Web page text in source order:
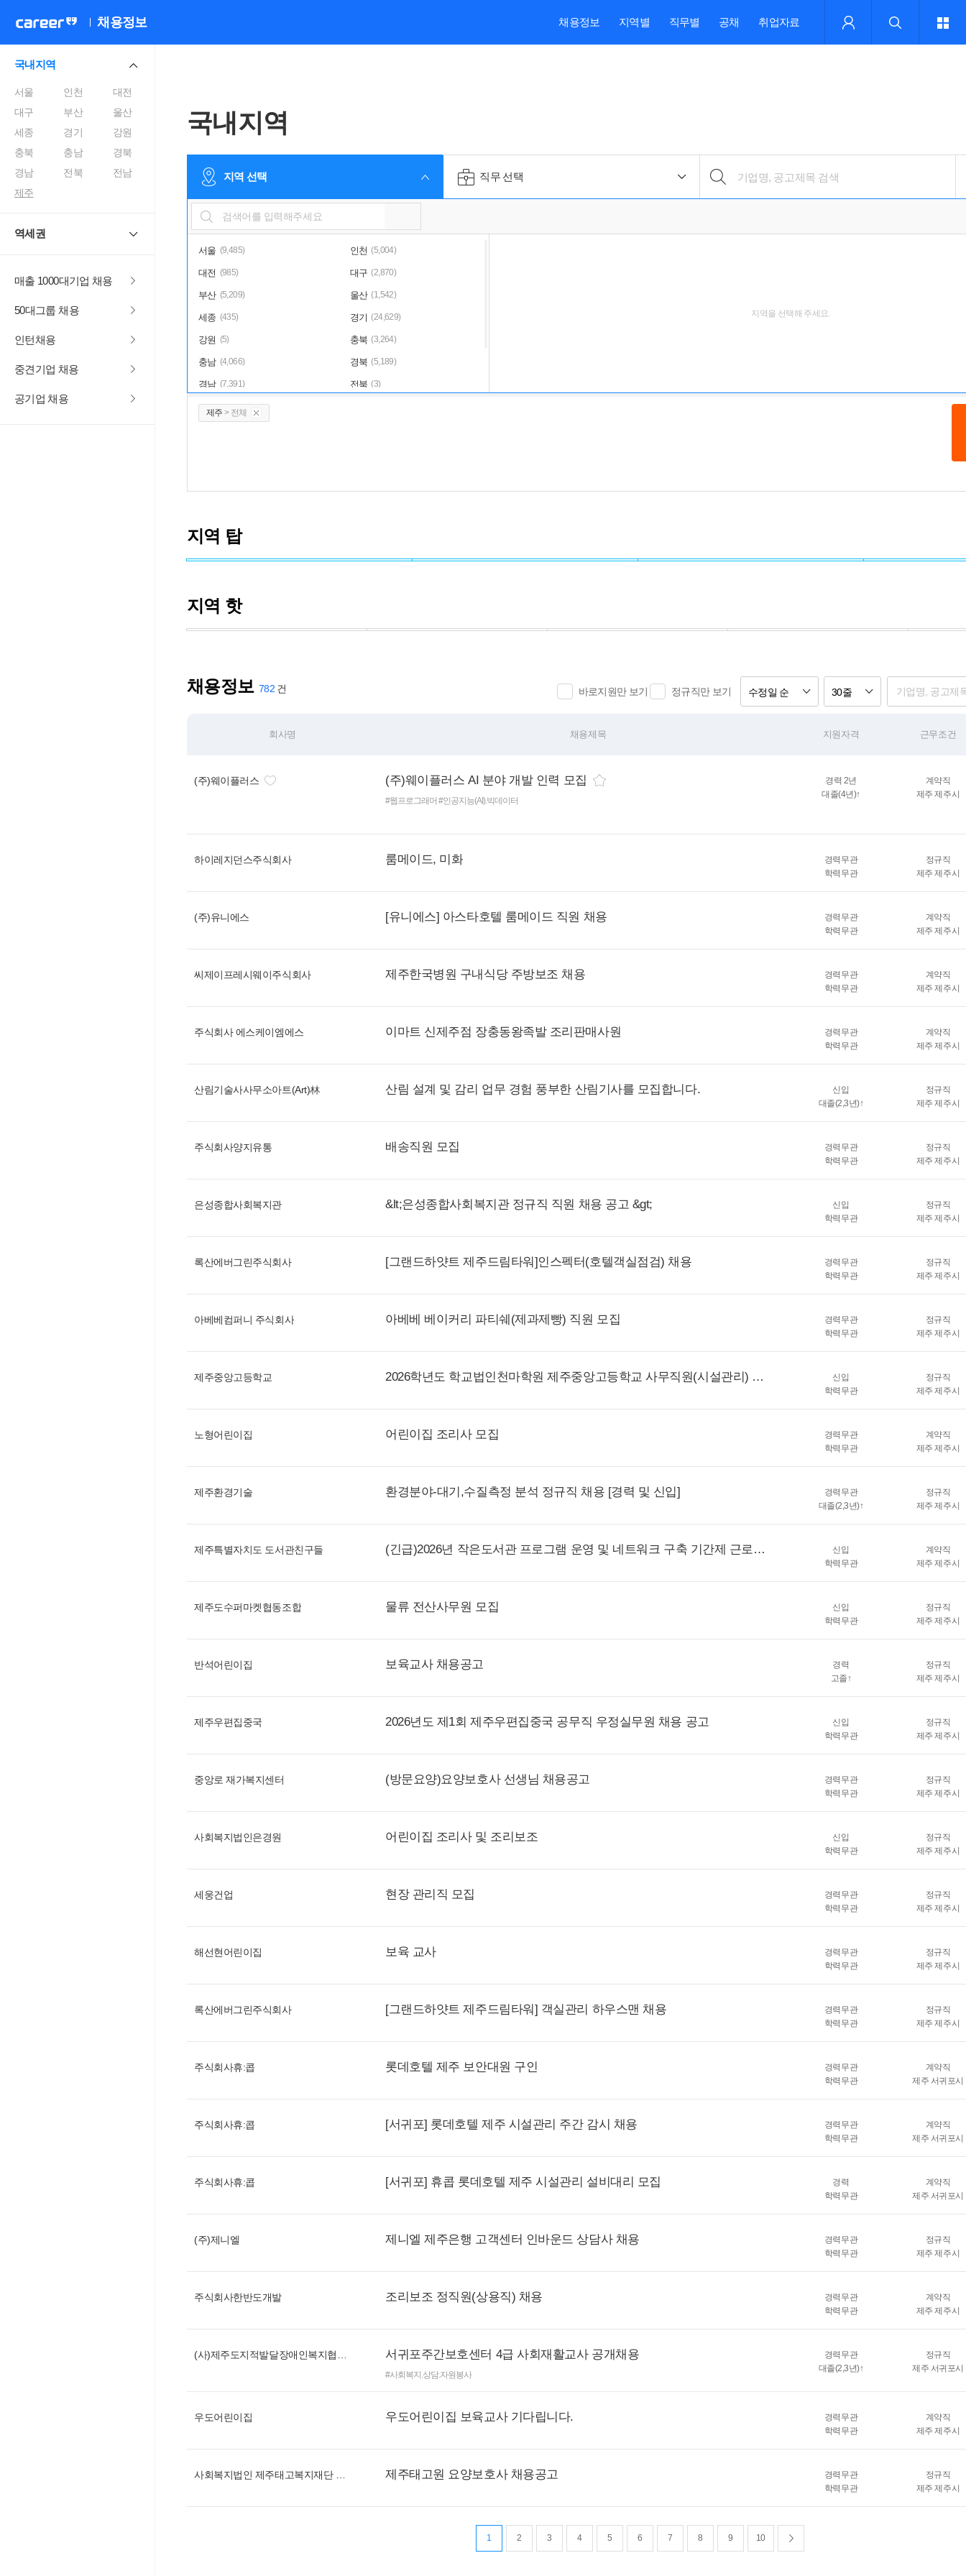
채용정보 채용정보 지역별 직무별 공채 취업자료
국내지역
서울 인천
대전
대구
부산
울산
세종
경기
강원
충북
충남
경북
경남
전북
전남
제주
역세권
매출 1000대기업 채용
50대그룹 채용
인턴채용
중견기업 채용
공기업 채용
국내지역
지역 선택 직무 선택
서울 (9,485) 인천 (5,004)
대전 (985) 대구 (2,870)
부산 (5,209) 울산 (1,542)
세종 (435) 경기 (24,629)
강원 (5) 충북 (3,264)
충남 (4,066) 경북 (5,189)
경남 (7,391) 전북 (3)
전남광주 (3,321)
지역을 선택해 주세요.
제주 > 전체
지역 탑
지역 핫
채용정보 782 바로지원만 보기 정규직만 보기 수정일 순 30줄
회사명 채용제목 지원자격 근무조건
(주)웨이플러스 (주)웨이플러스 AI 분야 개발 인력 모집
#웹프로그래머 #인공지능(AI).빅데이터
경력 2년
대졸(4년)↑
계약직
제주 제주시
하이레지던스주식회사 룸메이드, 미화
경력무관
학력무관
정규직
제주 제주시
(주)유니에스 [유니에스] 아스타호텔 룸메이드 직원 채용
경력무관
학력무관
계약직
제주 제주시
씨제이프레시웨이주식회사 제주한국병원 구내식당 주방보조 채용
경력무관
학력무관
계약직
제주 제주시
주식회사 에스케이엠에스 이마트 신제주점 장충동왕족발 조리판매사원
경력무관
학력무관
계약직
제주 제주시
산림기술사사무소아트(Art)林 산림 설계 및 감리 업무 경험 풍부한 산림기사를 모집합니다.
신입
대졸(2,3년)↑
정규직
제주 제주시
주식회사양지유통 배송직원 모집
경력무관
학력무관
정규직
제주 제주시
은성종합사회복지관 &lt;은성종합사회복지관 정규직 직원 채용 공고 &gt;
신입
학력무관
정규직
제주 제주시
록산에버그린주식회사 [그랜드하얏트 제주드림타워]인스펙터(호텔객실점검) 채용
경력무관
학력무관
정규직
제주 제주시
아베베컴퍼니 주식회사 아베베 베이커리 파티쉐(제과제빵) 직원 모집
경력무관
학력무관
정규직
제주 제주시
제주중앙고등학교 2026학년도 학교법인천마학원 제주중앙고등학교 사무직원(시설관리) 공개경쟁 임용 계획 공고
신입
학력무관
정규직
제주 제주시
노형어린이집 어린이집 조리사 모집
경력무관
학력무관
계약직
제주 제주시
제주환경기술 환경분야-대기,수질측정 분석 정규직 채용 [경력 및 신입]
경력무관
대졸(2,3년)↑
정규직
제주 제주시
제주특별자치도 도서관친구들 (긴급)2026년 작은도서관 프로그램 운영 및 네트워크 구축 기간제 근로자 채용 공고
신입
학력무관
계약직
제주 제주시
제주도수퍼마켓협동조합 물류 전산사무원 모집
신입
학력무관
정규직
제주 제주시
반석어린이집 보육교사 채용공고
경력
고졸↑
정규직
제주 제주시
제주우편집중국 2026년도 제1회 제주우편집중국 공무직 우정실무원 채용 공고
신입
학력무관
정규직
제주 제주시
중앙로 재가복지센터 (방문요양)요양보호사 선생님 채용공고
경력무관
학력무관
정규직
제주 제주시
사회복지법인은경원 어린이집 조리사 및 조리보조
신입
학력무관
정규직
제주 제주시
세웅건업 현장 관리직 모집
경력무관
학력무관
정규직
제주 제주시
해선현어린이집 보육 교사
경력무관
학력무관
정규직
제주 제주시
록산에버그린주식회사 [그랜드하얏트 제주드림타워] 객실관리 하우스맨 채용
경력무관
학력무관
정규직
제주 제주시
주식회사휴:콥 롯데호텔 제주 보안대원 구인
경력무관
학력무관
계약직
제주 서귀포시
주식회사휴:콥 [서귀포] 롯데호텔 제주 시설관리 주간 감시 채용
경력무관
학력무관
계약직
제주 서귀포시
주식회사휴:콥 [서귀포] 휴콥 롯데호텔 제주 시설관리 설비대리 모집
경력
학력무관
계약직
제주 서귀포시
(주)제니엘 제니엘 제주은행 고객센터 인바운드 상담사 채용
경력무관
학력무관
정규직
제주 제주시
주식회사한반도개발 조리보조 정직원(상용직) 채용
경력무관
학력무관
계약직
제주 제주시
서귀포주간보호센터 4급 사회재활교사 공개채용
#사회복지.상담.자원봉사
경력무관
대졸(2,3년)↑
정규직
제주 서귀포시
우도어린이집 우도어린이집 보육교사 기다립니다.
경력무관
학력무관
계약직
제주 제주시
제주태고원 요양보호사 채용공고
경력무관
학력무관
정규직
제주 제주시
1 2 3 4 5 6 7 8 9 10